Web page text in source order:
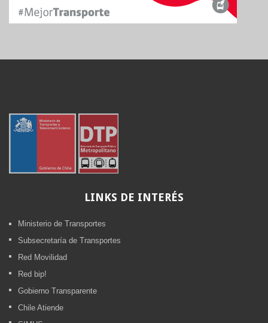
LINKS DE INTERÉS
Ministerio de Transportes
Subsecretaría de Transportes
Red Movilidad
Red bip!
Gobierno Transparente
Chile Atiende